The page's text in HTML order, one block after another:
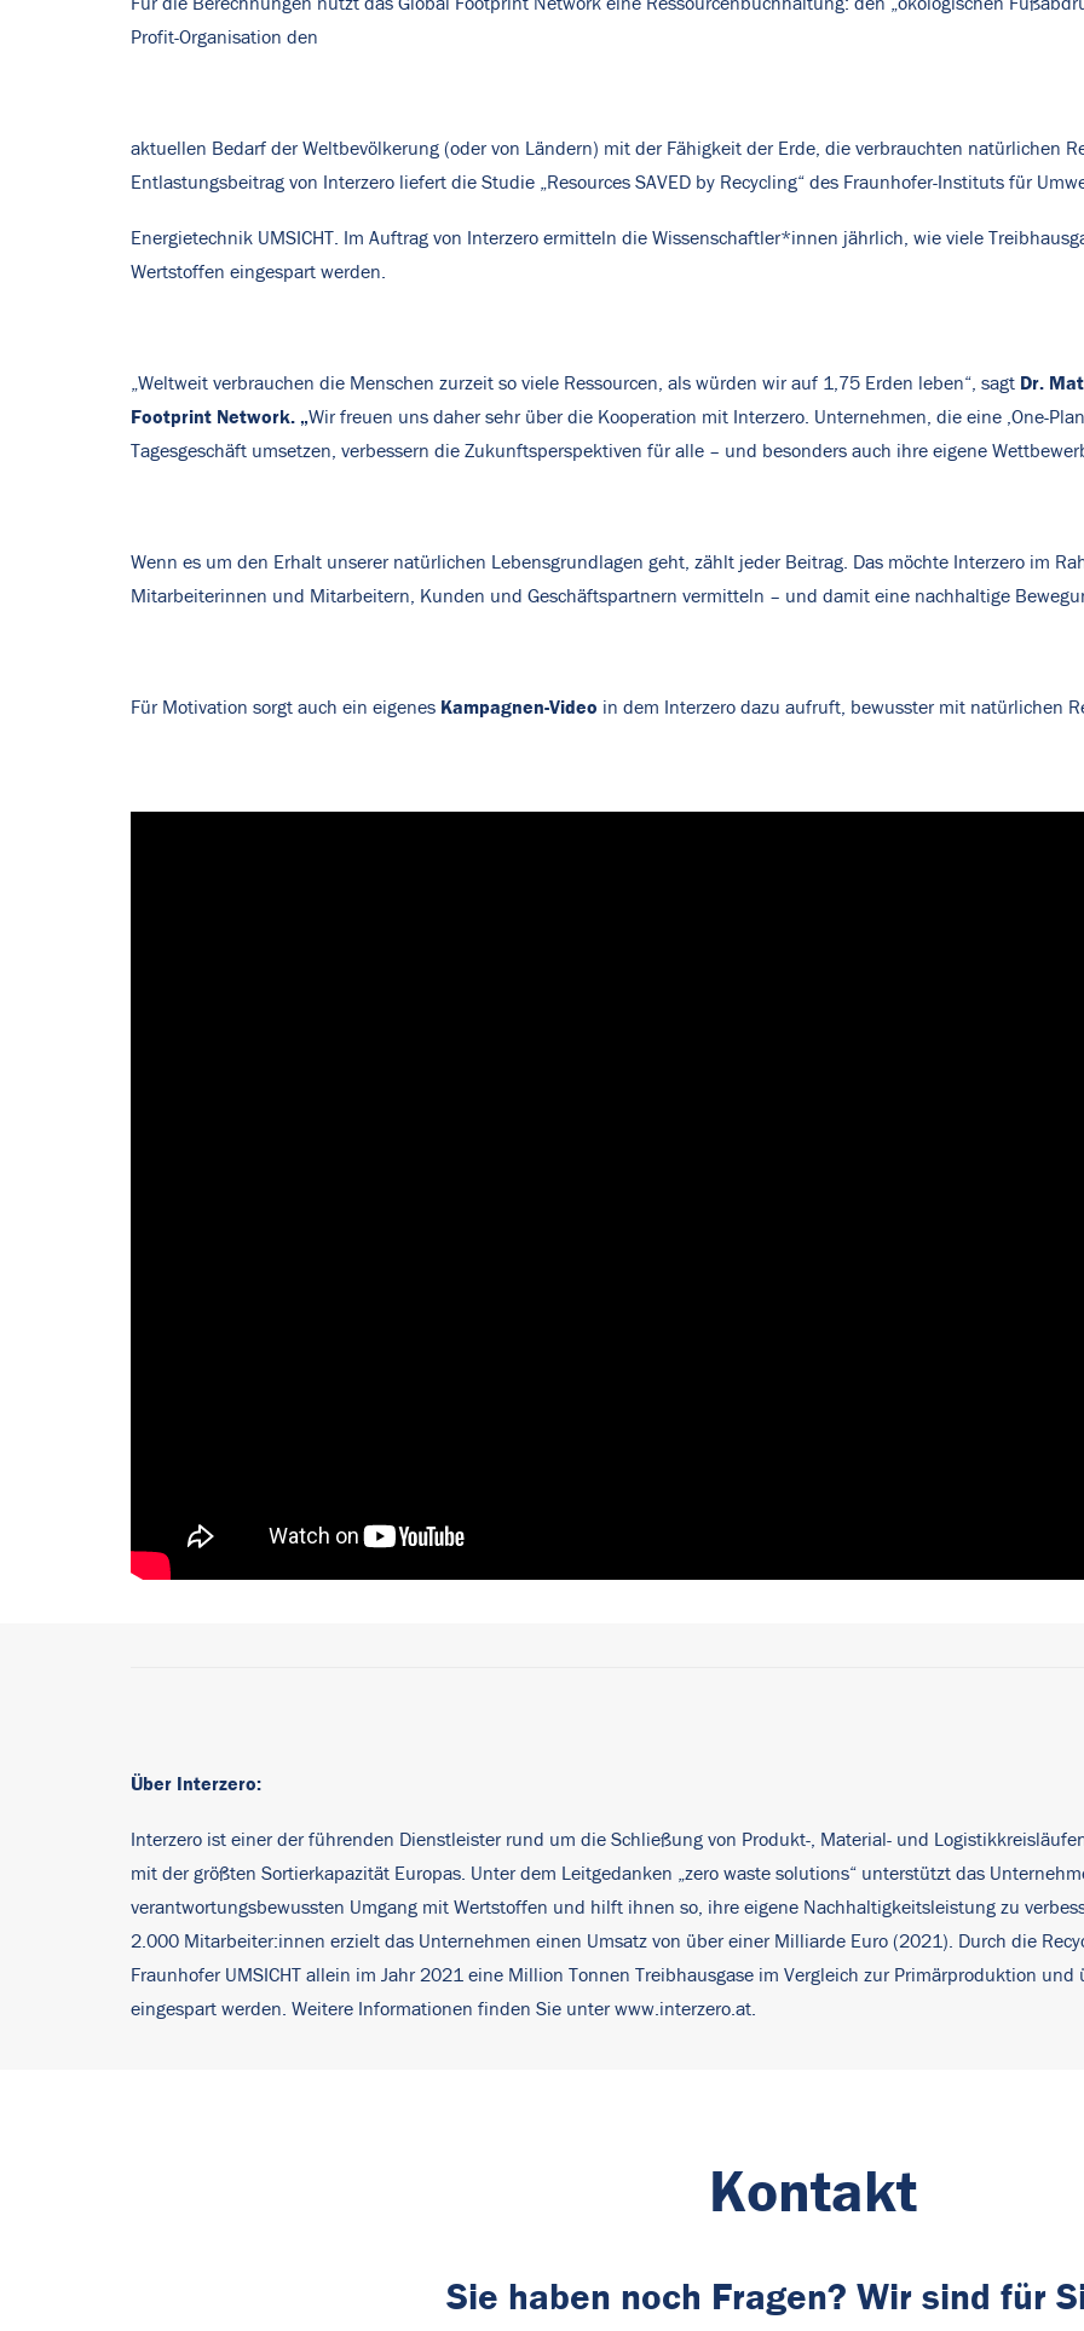
Profit-Organisation den
aktuellen Bedarf der Weltbevölkerung (oder von Ländern) mit der Fähigkeit der Erde, die verbrauchten natürlichen
Entlastungsbeitrag von Interzero liefert die Studie „Resources SAVED by Recycling“ des Fraunhofer-Instituts für
Energietechnik UMSICHT. Im Auftrag von Interzero ermitteln die Wissenschaftler*innen jährlich, wie viele
Wertstoffen eingespart werden.
„Weltweit verbrauchen die Menschen zurzeit so viele Ressourcen, als würden wir auf 1,75 Erden leben“, sagt Dr.
Footprint Network. „Wir freuen uns daher sehr über die Kooperation mit Interzero. Unternehmen, die eine ,One-
Tagesgeschäft umsetzen, verbessern die Zukunftsperspektiven für alle – und besonders auch ihre eigene
Wenn es um den Erhalt unserer natürlichen Lebensgrundlagen geht, zählt jeder Beitrag. Das möchte Interzero im
Mitarbeiterinnen und Mitarbeitern, Kunden und Geschäftspartnern vermitteln – und damit eine nachhaltige
Für Motivation sorgt auch ein eigenes Kampagnen-Video in dem Interzero dazu aufruft, bewusster mit natürlichen
Über Interzero:
Interzero ist einer der führenden Dienstleister rund um die Schließung von Produkt-, Material- und
mit der größten Sortierkapazität Europas. Unter dem Leitgedanken „zero waste solutions“ unterstützt das
verantwortungsbewussten Umgang mit Wertstoffen und hilft ihnen so, ihre eigene Nachhaltigkeitsleistung zu
2.000 Mitarbeiter:innen erzielt das Unternehmen einen Umsatz von über einer Milliarde Euro (2021). Durch die
Fraunhofer UMSICHT allein im Jahr 2021 eine Million Tonnen Treibhausgase im Vergleich zur Primärproduktion
eingespart werden. Weitere Informationen finden Sie unterwww.interzero.at
Kontakt
Sie haben noch Fragen? Wir sind für